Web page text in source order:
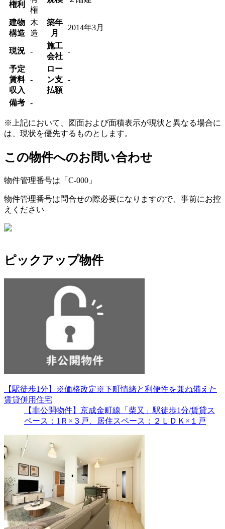
権利
権
建物
構造
木
造
築年
月
2014年3月
現況 -
施工
会社
-
予定
賃料
収入
-
ロー
ン支
払額
-
備考 -
※上記において、図面および面積表示が現状と異なる場合に
は、現状を優先するものとします。
この物件へのお問い合わせ
物件管理番号は「 C-000 」
物件管理番号は問合せの際必要になりますので、事前にお控
えください
ピックアップ物件
【駅徒歩1分】※価格改定※下町情緒と利便性を兼ね備えた
賃貸併用住宅
【非公開物件】京成金町線「柴又」駅徒歩1分/賃貸ス
ペース：1Ｒ×３戸、居住スペース：２ＬＤＫ×１戸